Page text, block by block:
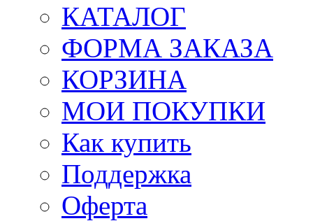
КАТАЛОГ
ФОРМА ЗАКАЗА
КОРЗИНА
МОИ ПОКУПКИ
Как купить
Поддержка
Оферта